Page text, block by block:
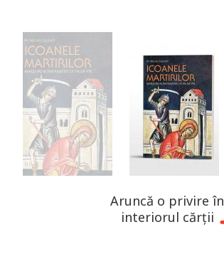
Aruncă o privire în
interiorul cărții